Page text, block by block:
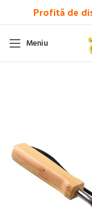
Profită de
Meniu